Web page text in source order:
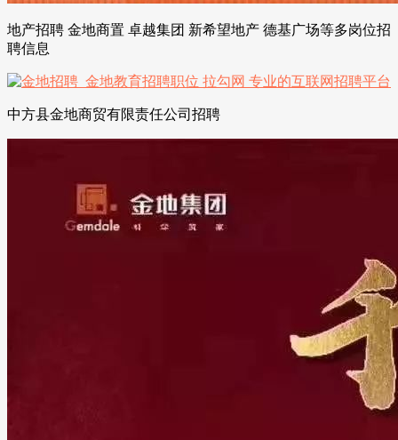
地产招聘 金地商置 卓越集团 新希望地产 德基广场等多岗位招
聘信息
中方县金地商贸有限责任公司招聘